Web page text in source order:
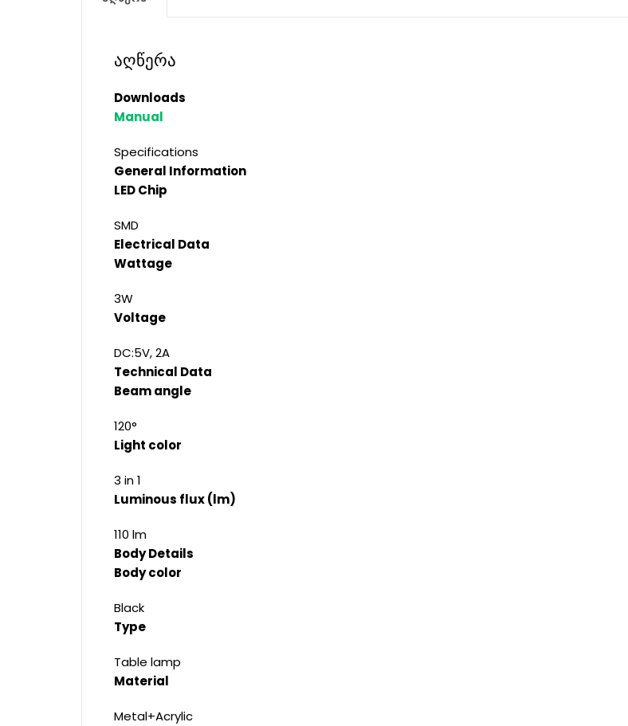
აღწერა
Downloads
Manual
Specifications
General Information
LED Chip
SMD
Electrical Data
Wattage
3W
Voltage
DC:5V, 2A
Technical Data
Beam angle
120°
Light color
3 in 1
Luminous flux (lm)
110 lm
Body Details
Body color
Black
Type
Table lamp
Material
Metal+Acrylic